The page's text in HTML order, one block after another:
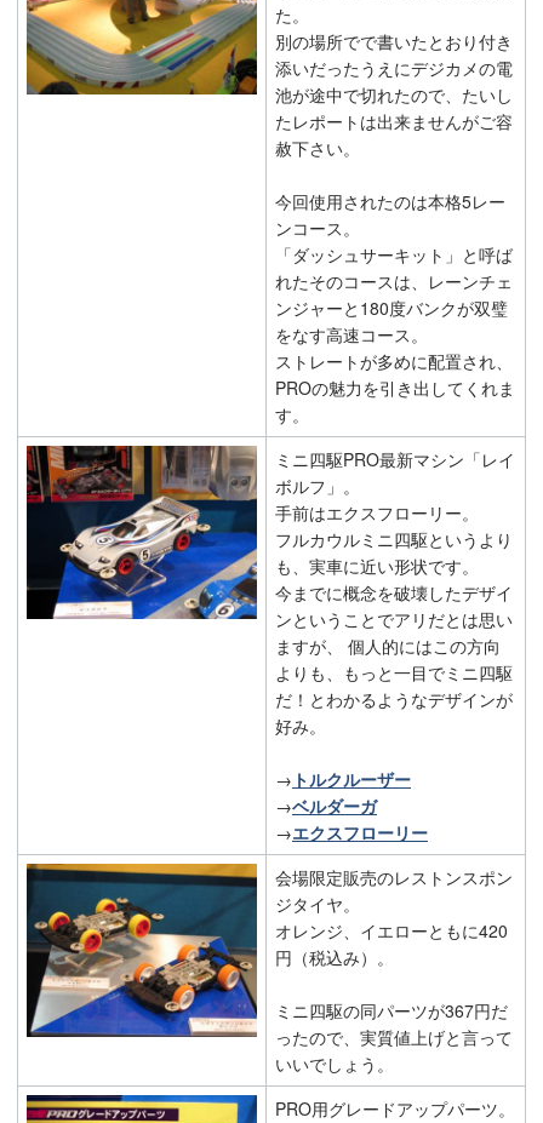
た。
別の場所でで書いたとおり付き
添いだったうえにデジカメの電
池が途中で切れたので、たいし
たレポートは出来ませんがご容
赦下さい。
今回使用されたのは本格5レー
ンコース。
「ダッシュサーキット」と呼ば
れたそのコースは、レーンチェ
ンジャーと180度バンクが双璧
をなす高速コース。
ストレートが多めに配置され、
PROの魅力を引き出してくれま
す。
ミニ四駆PRO最新マシン「レイ
ボルフ」。
手前はエクスフローリー。
フルカウルミニ四駆というより
も、実車に近い形状です。
今までに概念を破壊したデザイ
ンということでアリだとは思い
ますが、 個人的にはこの方向
よりも、もっと一目でミニ四駆
だ！とわかるようなデザインが
好み。
→ トルクルーザー
→ベルダーガ
→エクスフローリー
会場限定販売のレストンスポン
ジタイヤ。
オレンジ、イエローともに420
円（税込み）。
ミニ四駆の同パーツが367円だ
ったので、実質値上げと言って
いいでしょう。
PRO用グレードアップパーツ。